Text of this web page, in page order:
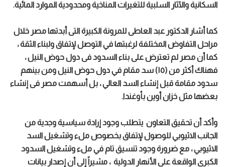
السكانية والآثار السلبية للتغيرات المناخية ومحدودية الموارد المائية.
كما أشار الدكتور عبد العاطى للمرونة الكبيرة التى أبدتها مصر خلال
مراحل التفاوض المختلفة لرغبتها في التوصل لإتفاق ولبناء الثقة ،
كما أن مصر لم تعترض على بناء السدود فى دول حوض النيل ،
فهناك أكثر من (١٥) سد مقام في دول حوض النيل ومن بينهم
سدود مقامة قبل إنشاء السد العالي ، بل أسهمت مصر فى إنشاء
بعضها مثل خزان أوين بأوغندا.
وأكد أن تحقيق التعاون يتطلب وجود إرادة سياسية وجدية من
الجانب الاثيوبي للوصول لإتفاق بخصوص ملء وتشغيل السد
الاثيوبي ، مع ضرورة وجود تنسيق تام في ملء وتشغيل السدود
الكبرى الواقعة على الأنهار الدولية ، مشيراً إلى أن إصدار بيانات